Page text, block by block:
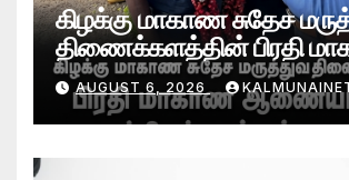
கிழக்கு மாகாண சுதேச
திணைக்களத்தின் பிரதி
ஆணையாளராக
அனஸ்டீன் கடமையேற்பு!
AUGUST 6, 2026